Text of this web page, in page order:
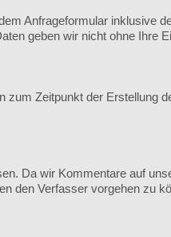
Anfrageformular inklusive
geben wir nicht ohne Ihre
Zeitpunkt der Erstellung
Da wir Kommentare auf
den Verfasser vorgehen zu